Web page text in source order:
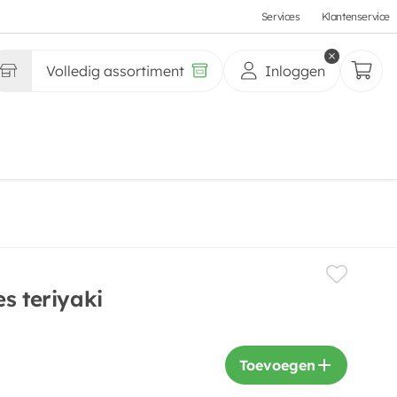
Services Klantenservice
Volledig assortiment Inloggen
teriyaki
Toevoegen